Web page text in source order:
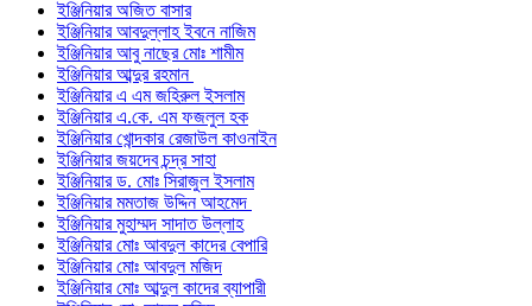
ইঞ্জিনিয়ার অজিত বাসার
ইঞ্জিনিয়ার আবদুল্লাহ ইবনে নাজিম
ইঞ্জিনিয়ার আবু নাছের মোঃ শামীম
ইঞ্জিনিয়ার আব্দুর রহমান
ইঞ্জিনিয়ার এ এম জহিরুল ইসলাম
ইঞ্জিনিয়ার এ.কে. এম ফজলুল হক
ইঞ্জিনিয়ার খোন্দকার রেজাউল কাওনাইন
ইঞ্জিনিয়ার জয়দেব চন্দ্র সাহা
ইঞ্জিনিয়ার ড. মোঃ সিরাজুল ইসলাম
ইঞ্জিনিয়ার মমতাজ উদ্দিন আহমেদ
ইঞ্জিনিয়ার মুহাম্মদ সাদাত উল্লাহ
ইঞ্জিনিয়ার মোঃ আবদুল কাদের বেপারি
ইঞ্জিনিয়ার মোঃ আবদুল মজিদ
ইঞ্জিনিয়ার মোঃ আব্দুল কাদের ব্যাপারী